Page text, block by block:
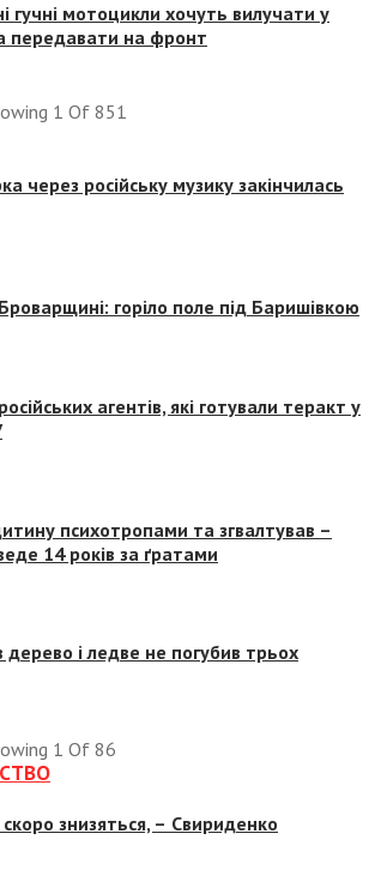
гучні мотоцикли хочуть вилучати у
передавати на фронт
1 Of 851
через російську музику закінчилась
горіло поле під Баришівкою
агентів, які готували теракт у
психотропами та згвалтував –
14 років за ґратами
і ледве не погубив трьох
1 Of 86
знизяться, – Свириденко